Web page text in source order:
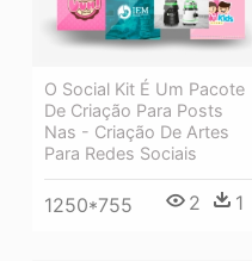
O Social Kit É Um Pacote
De Criação Para Posts
Nas - Criação De Artes
Para Redes Sociais
1250*755 2 1